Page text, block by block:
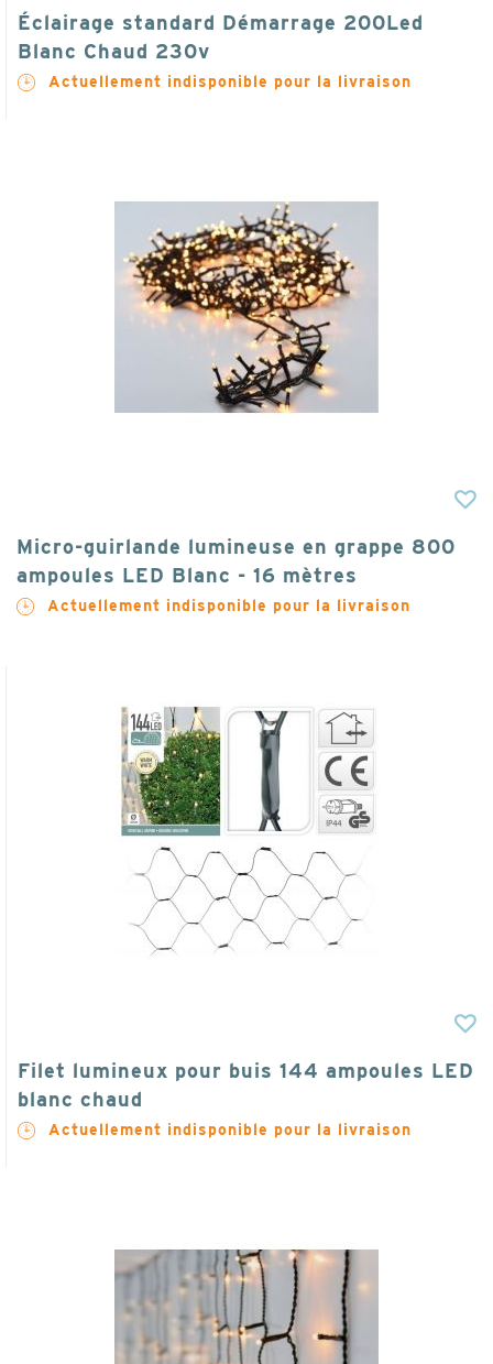
Éclairage standard Démarrage 200Led
Blanc Chaud 230v
Actuellement indisponible pour la livraison
Micro-guirlande lumineuse en grappe 800
ampoules LED Blanc - 16 mètres
Actuellement indisponible pour la livraison
Filet lumineux pour buis 144 ampoules LED
blanc chaud
Actuellement indisponible pour la livraison